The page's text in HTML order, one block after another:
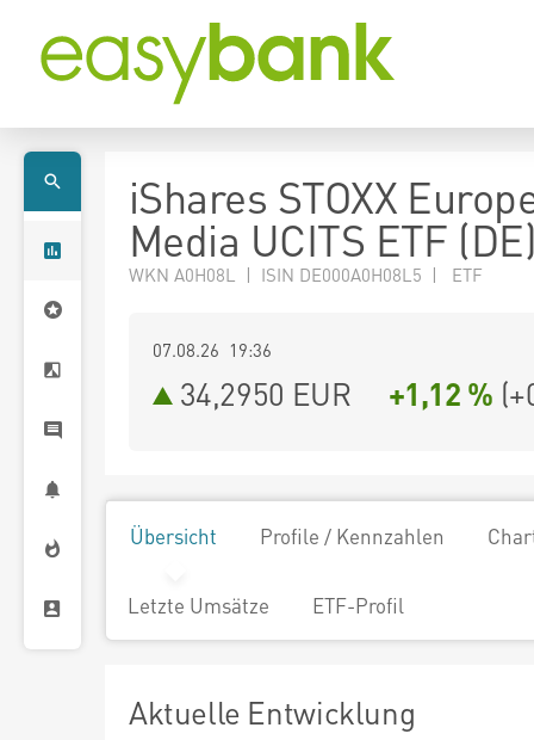
iShares STOXX
Media UCITS ETF
WKN A0H08L | ISIN DE000A0H08L5 | ETF
07.08.26 19:36
34,2950 EUR +1,12 % (
Übersicht Profile / Kennzahlen
Letzte Umsätze ETF-Profil
Aktuelle Entwicklung